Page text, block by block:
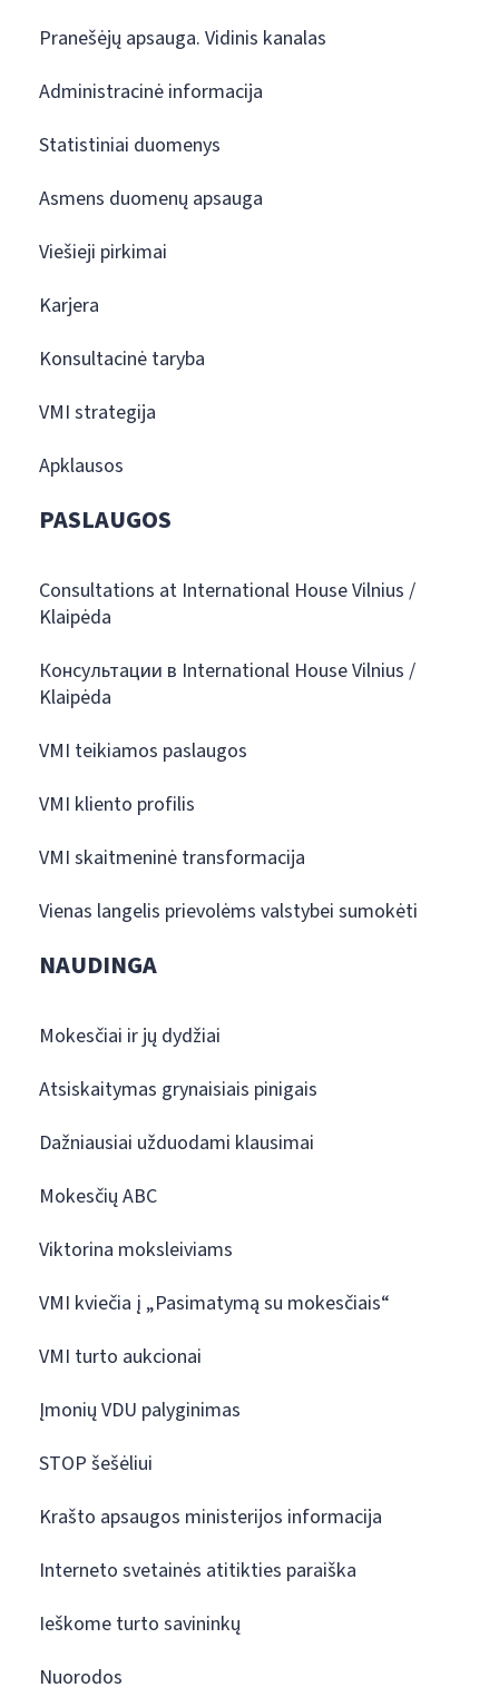
Pranešėjų apsauga. Vidinis kanalas
Administracinė informacija
Statistiniai duomenys
Asmens duomenų apsauga
Viešieji pirkimai
Karjera
Konsultacinė taryba
VMI strategija
Apklausos
PASLAUGOS
Consultations at International House Vilnius /
Klaipėda
Консультации в International House Vilnius /
Klaipėda
VMI teikiamos paslaugos
VMI kliento profilis
VMI skaitmeninė transformacija
Vienas langelis prievolėms valstybei sumokėti
NAUDINGA
Mokesčiai ir jų dydžiai
Atsiskaitymas grynaisiais pinigais
Dažniausiai užduodami klausimai
Mokesčių ABC
Viktorina moksleiviams
VMI kviečia į „Pasimatymą su mokesčiais“
VMI turto aukcionai
Įmonių VDU palyginimas
STOP šešėliui
Krašto apsaugos ministerijos informacija
Interneto svetainės atitikties paraiška
Ieškome turto savininkų
Nuorodos